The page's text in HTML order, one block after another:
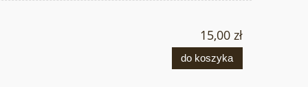
15,00 zł
do koszyka